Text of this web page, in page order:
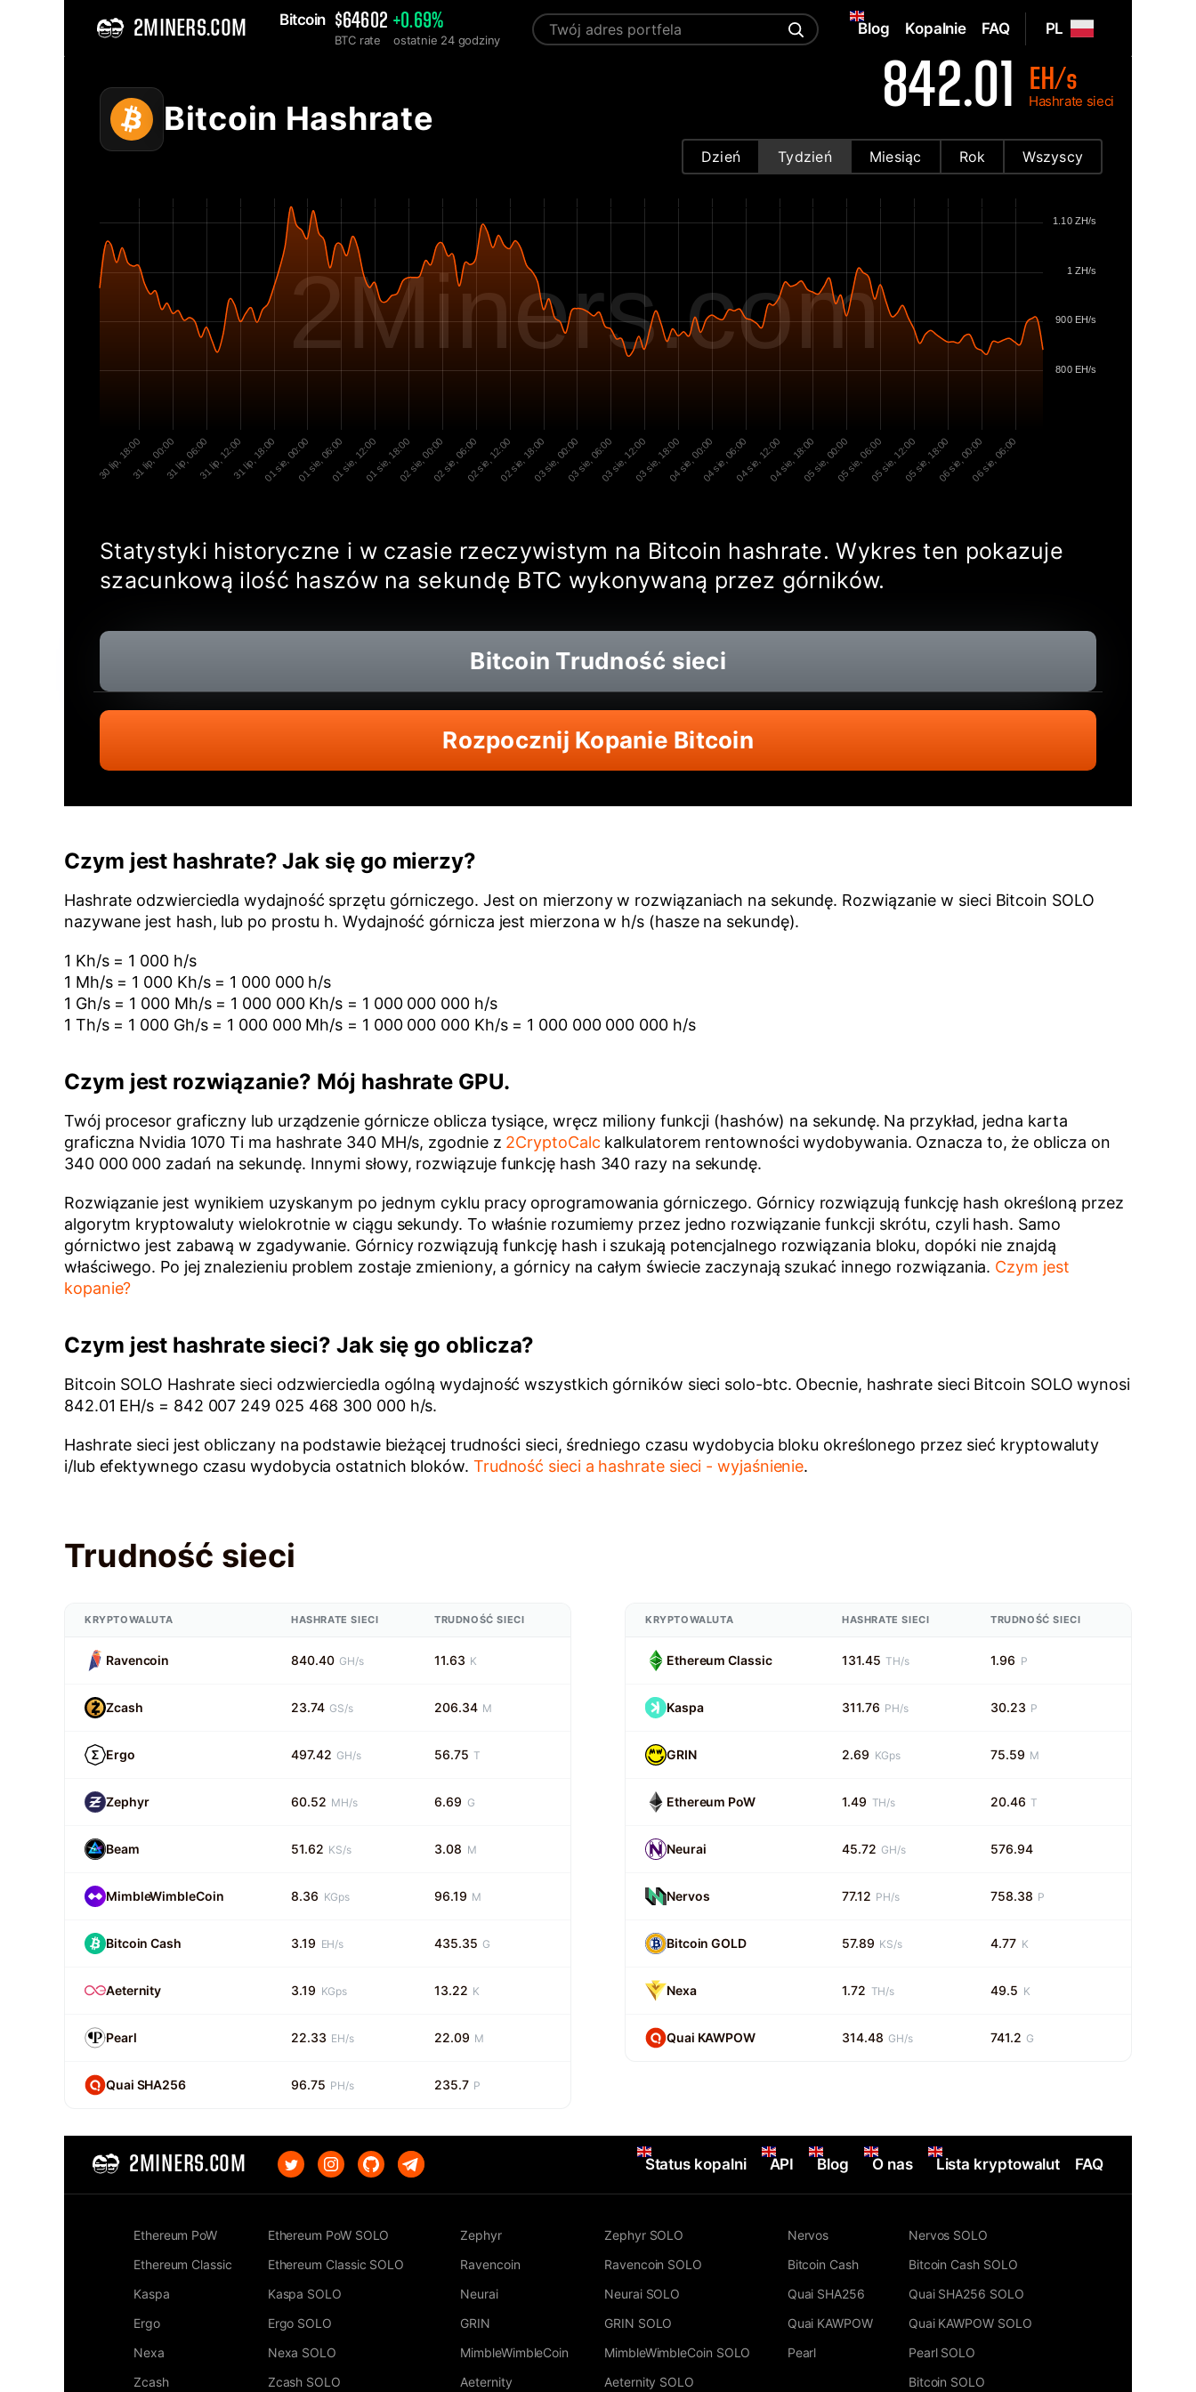
2MINERS.COM Bitcoin $64602
BTC rate
+0.69%
ostatnie 24 godziny
PL
Blog Kopalnie FAQ
Bitcoin Hashrate 842.01 EH/s
Hashrate sieci
Dzień Tydzień Miesiąc Rok Wszyscy
2Miners.com
30 lip, 18:0031 lip, 00:0031 lip, 06:0031 lip, 12:0031 lip, 18:0001 sie, 00:0001 sie, 06:0001 sie, 12:0001 sie, 18:0002 sie, 00:0002 sie, 06:0002 sie, 12:0002 sie, 18:0003 sie, 00:0003 sie, 06:0003 sie, 12:0003 sie, 18:0004 sie, 00:0004 sie, 06:0004 sie, 12:0004 sie, 18:0005 sie, 00:0005 sie, 06:0005 sie, 12:0005 sie, 18:0006 sie, 00:0006 sie, 06:00
800 EH/s
900 EH/s
1 ZH/s
1.10 ZH/s
Statystyki historyczne i w czasie rzeczywistym na Bitcoin hashrate. Wykres ten pokazuje
szacunkową ilość haszów na sekundę BTC wykonywaną przez górników.
Bitcoin Trudność sieci
Rozpocznij Kopanie Bitcoin
Czym jest hashrate? Jak się go mierzy?
Hashrate odzwierciedla wydajność sprzętu górniczego. Jest on mierzony w rozwiązaniach na sekundę. Rozwiązanie w sieci Bitcoin SOLO
nazywane jest hash, lub po prostu h. Wydajność górnicza jest mierzona w h/s (hasze na sekundę).
1 Kh/s = 1 000 h/s
1 Mh/s = 1 000 Kh/s = 1 000 000 h/s
1 Gh/s = 1 000 Mh/s = 1 000 000 Kh/s = 1 000 000 000 h/s
1 Th/s = 1 000 Gh/s = 1 000 000 Mh/s = 1 000 000 000 Kh/s = 1 000 000 000 000 h/s
Czym jest rozwiązanie? Mój hashrate GPU.
Twój procesor graficzny lub urządzenie górnicze oblicza tysiące, wręcz miliony funkcji (hashów) na sekundę. Na przykład, jedna karta
graficzna Nvidia 1070 Ti ma hashrate 340 MH/s, zgodnie z 2CryptoCalc kalkulatorem rentowności wydobywania. Oznacza to, że oblicza on
340 000 000 zadań na sekundę. Innymi słowy, rozwiązuje funkcję hash 340 razy na sekundę.
Rozwiązanie jest wynikiem uzyskanym po jednym cyklu pracy oprogramowania górniczego. Górnicy rozwiązują funkcję hash określoną przez
algorytm kryptowaluty wielokrotnie w ciągu sekundy. To właśnie rozumiemy przez jedno rozwiązanie funkcji skrótu, czyli hash. Samo
górnictwo jest zabawą w zgadywanie. Górnicy rozwiązują funkcję hash i szukają potencjalnego rozwiązania bloku, dopóki nie znajdą
właściwego. Po jej znalezieniu problem zostaje zmieniony, a górnicy na całym świecie zaczynają szukać innego rozwiązania. Czym jest
kopanie?
Czym jest hashrate sieci? Jak się go oblicza?
Bitcoin SOLO Hashrate sieci odzwierciedla ogólną wydajność wszystkich górników sieci solo-btc. Obecnie, hashrate sieci Bitcoin SOLO wynosi
842.01 EH/s = 842 007 249 025 468 300 000 h/s.
Hashrate sieci jest obliczany na podstawie bieżącej trudności sieci, średniego czasu wydobycia bloku określonego przez sieć kryptowaluty
i/lub efektywnego czasu wydobycia ostatnich bloków. Trudność sieci a hashrate sieci - wyjaśnienie.
Trudność sieci
KRYPTOWALUTA HASHRATE SIECI TRUDNOŚĆ SIECI
Ravencoin 840.40 GH/s 11.63 K
Zcash 23.74 GS/s 206.34 M
Ergo 497.42 GH/s 56.75 T
Zephyr 60.52 MH/s 6.69 G
Beam 51.62 KS/s 3.08 M
MimbleWimbleCoin 8.36 KGps 96.19 M
Bitcoin Cash 3.19 EH/s 435.35 G
Aeternity 3.19 KGps 13.22 K
Pearl 22.33 EH/s 22.09 M
Quai SHA256 96.75 PH/s 235.7 P
KRYPTOWALUTA HASHRATE SIECI TRUDNOŚĆ SIECI
Ethereum Classic 131.45 TH/s 1.96 P
Kaspa 311.76 PH/s 30.23 P
GRIN 2.69 KGps 75.59 M
Ethereum PoW 1.49 TH/s 20.46 T
Neurai 45.72 GH/s 576.94
Nervos 77.12 PH/s 758.38 P
Bitcoin GOLD 57.89 KS/s 4.77 K
Nexa 1.72 TH/s 49.5 K
Quai KAWPOW 314.48 GH/s 741.2 G
2MINERS.COM Status kopalni API Blog O nas Lista kryptowalut FAQ
Ethereum PoW
Ethereum Classic
Kaspa
Ergo
Nexa
Zcash
Ethereum PoW SOLO
Ethereum Classic SOLO
Kaspa SOLO
Ergo SOLO
Nexa SOLO
Zcash SOLO
Zephyr
Ravencoin
Neurai
GRIN
MimbleWimbleCoin
Aeternity
Zephyr SOLO
Ravencoin SOLO
Neurai SOLO
GRIN SOLO
MimbleWimbleCoin SOLO
Aeternity SOLO
Nervos
Bitcoin Cash
Quai SHA256
Quai KAWPOW
Pearl
Nervos SOLO
Bitcoin Cash SOLO
Quai SHA256 SOLO
Quai KAWPOW SOLO
Pearl SOLO
Bitcoin SOLO